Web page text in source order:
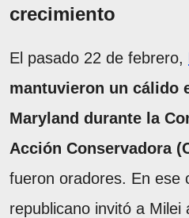
crecimiento
El pasado 22 de febrero,
mantuvieron un cálido
Maryland durante la
Acción Conservadora
fueron oradores. En ese
republicano invitó a Milei